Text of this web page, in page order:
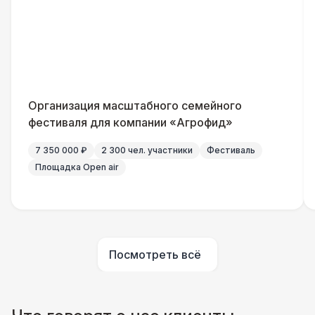
Выездной гардероб
Тумбочка 1 700 Р
Организация масштабного семейного
фестиваля для компании «Агрофид»
7 350 000 ₽ 2 300 чел. участники
Фестиваль
Площадка Open air
Посмотреть всё